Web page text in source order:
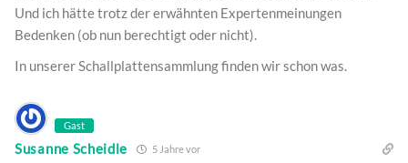
Und ich hätte trotz der erwähnten Expertenmeinungen
Bedenken (ob nun berechtigt oder nicht).
In unserer Schallplattensammlung finden wir schon was.
Gast
Susanne Scheidle 5 Jahre vor